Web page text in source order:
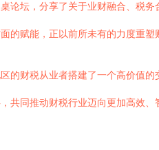
论坛，分享了关于业财融合、税
的赋能，正以前所未有的力度重塑
的财税从业者搭建了一个高价值
共同推动财税行业迈向更加高效